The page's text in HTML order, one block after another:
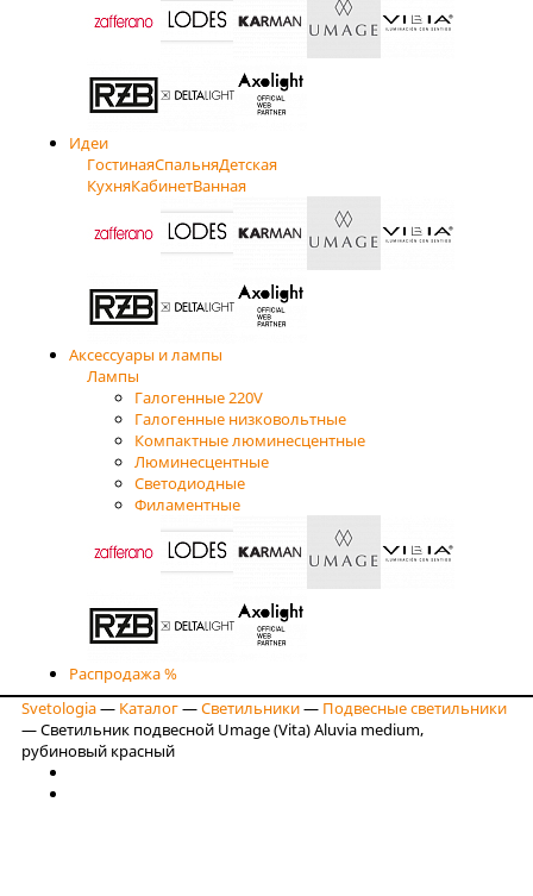
Идеи
ГостинаяСпальняДетская
КухняКабинетВанная
Аксессуары и лампы
Лампы
Галогенные 220V
Галогенные низковольтные
Компактные люминесцентные
Люминесцентные
Светодиодные
Филаментные
Распродажа %
Svetologia— Каталог—Светильники— Подвесные светильники
—Светильник подвесной Umage (Vita) Aluvia medium,
рубиновый красный